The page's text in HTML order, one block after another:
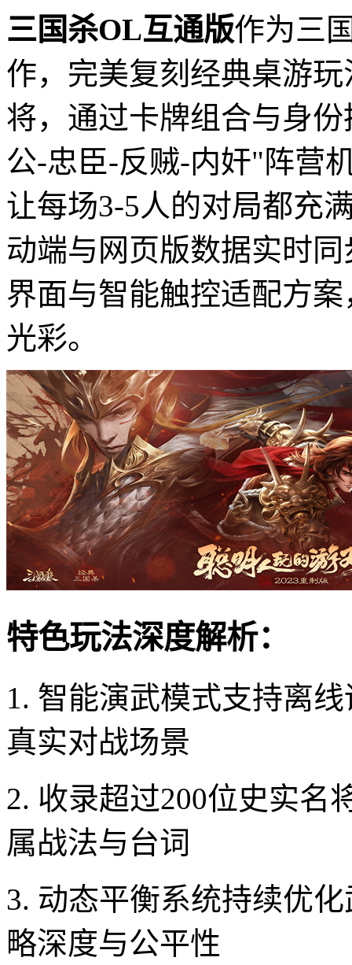
三国杀OL互通版作为三
作，完美复刻经典桌游
将，通过卡牌组合与身
公-忠臣-反贼-内奸"阵营
让每场3-5人的对局都充
动端与网页版数据实时
界面与智能触控适配方
光彩。
特色玩法深度解析：
1. 智能演武模式支持离
真实对战场景
2. 收录超过200位史实名
属战法与台词
3. 动态平衡系统持续优
略深度与公平性